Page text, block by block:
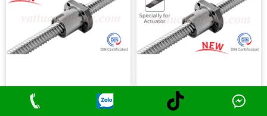
THANH VITME BI VÀ ĐAI ỐC
BI TBI DÒNG SFH
THANH VITME BI VÀ ĐAI ỐC
BI TBI DÒNG SFNH